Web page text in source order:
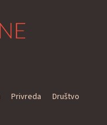
Privreda
Društvo